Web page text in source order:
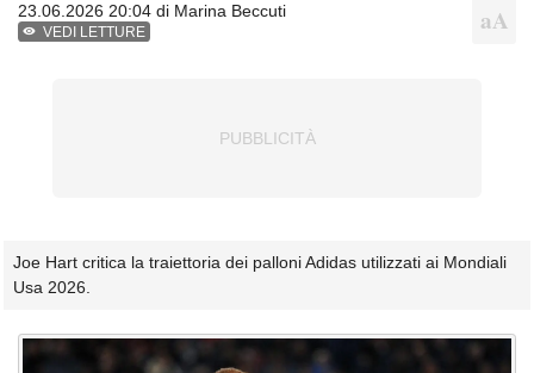
23.06.2026 20:04 di Marina Beccuti
VEDI LETTURE
Joe Hart critica la traiettoria dei palloni Adidas utilizzati ai Mondiali
Usa 2026.